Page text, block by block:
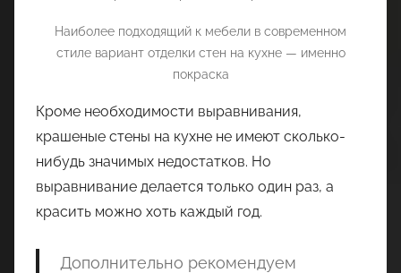
Наиболее подходящий к мебели в современном
стиле вариант отделки стен на кухне — именно
покраска
Кроме необходимости выравнивания,
крашеные стены на кухне не имеют сколько-
нибудь значимых недостатков. Но
выравнивание делается только один раз, а
красить можно хоть каждый год.
Дополнительно рекомендуем